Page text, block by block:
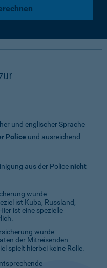
und englischer Sprache
Police und ausreichend
aus der Police nicht
wurde
ist Kuba, Russland,
ist eine spezielle
wurde
der Mitreisenden
spielt hierbei keine Rolle.